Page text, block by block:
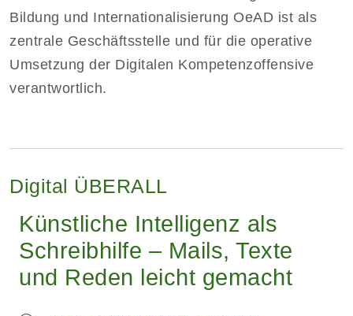
Bildung und Internationalisierung OeAD ist als
zentrale Geschäftsstelle und für die operative
Umsetzung der Digitalen Kompetenzoffensive
verantwortlich.
Digital ÜBERALL
Künstliche Intelligenz als
Schreibhilfe – Mails, Texte
und Reden leicht gemacht